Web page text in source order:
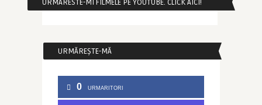
URMARESTE-MI FILMELE PE YOUTUBE. CLICK AICI!
URMĂREȘTE-MĂ
0 URMARITORI